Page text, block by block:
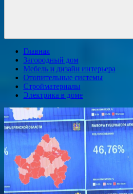
Главная
Загородный дом
Мебель и дизайн интерьера
Отопительные системы
Стройматериалы
Электрика в доме